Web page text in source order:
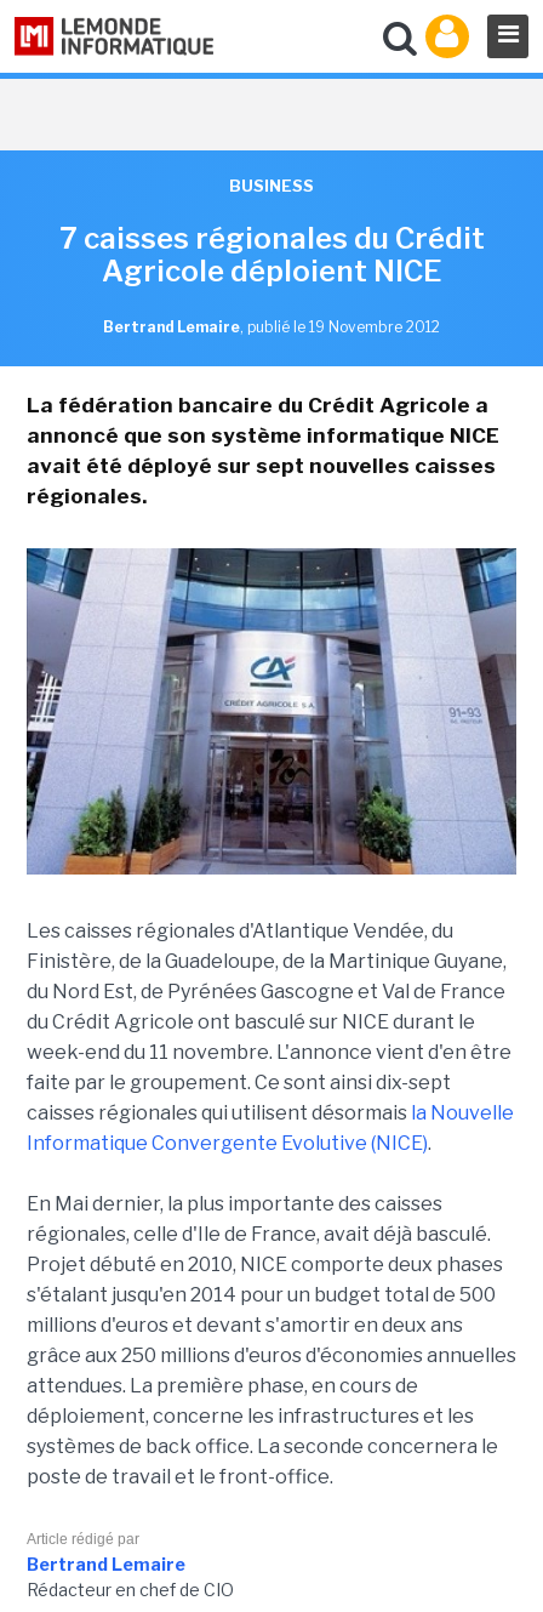
BUSINESS
7 caisses régionales du Crédit
Agricole déploient NICE
Bertrand Lemaire, publié le 19 Novembre 2012
La fédération bancaire du Crédit Agricole a
annoncé que son système informatique NICE
avait été déployé sur sept nouvelles caisses
régionales.
Les caisses régionales d'Atlantique Vendée, du
Finistère, de la Guadeloupe, de la Martinique Guyane,
du Nord Est, de Pyrénées Gascogne et Val de France
du Crédit Agricole ont basculé sur NICE durant le
week-end du 11 novembre. L'annonce vient d'en être
faite par le groupement. Ce sont ainsi dix-sept
caisses régionales qui utilisent désormais la Nouvelle
Informatique Convergente Evolutive (NICE).
En Mai dernier, la plus importante des caisses
régionales, celle d'Ile de France, avait déjà basculé.
Projet débuté en 2010, NICE comporte deux phases
s'étalant jusqu'en 2014 pour un budget total de 500
millions d'euros et devant s'amortir en deux ans
grâce aux 250 millions d'euros d'économies annuelles
attendues. La première phase, en cours de
déploiement, concerne les infrastructures et les
systèmes de back office. La seconde concernera le
poste de travail et le front-office.
Article rédigé par
Bertrand Lemaire
Rédacteur en chef de CIO